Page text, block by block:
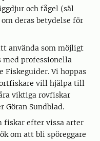
och fågel (säl
deras betydelse för
använda som möjligt
professionella
Fiskeguider. Vi hoppas
vill hjälpa till
viktiga rovfiskar
Göran Sundblad.
fiskar efter vissa arter
om att bli spöreggare